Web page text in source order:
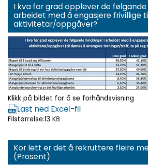
I kva for grad opplever de følgande
arbeidet med å engasjere frivillige
aktivitetar/oppgåver?
Klikk for
forhåndsvisning
Klikk på bildet for å se forhåndsvisning
Last ned Excel-fil
Filstørrelse:13 KB
Kor lett er det å rekruttere fleire
(Prosent)